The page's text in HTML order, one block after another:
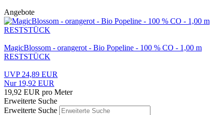
Angebote
MagicBlossom - orangerot - Bio Popeline - 100 % CO - 1,00 m
RESTSTÜCK
UVP 24,89 EUR
Nur 19,92 EUR
19,92 EUR pro Meter
Erweiterte Suche
Erweiterte Suche